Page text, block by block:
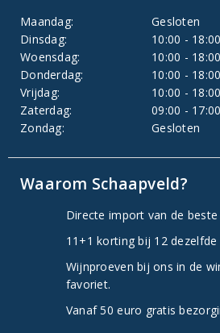
Maandag:
Gesloten
Dinsdag:
10:00 -
Woensdag:
10:00 -
Donderdag:
10:00 -
Vrijdag:
10:00 -
Zaterdag:
09:00 -
Zondag:
Gesloten
Waarom Schaapveld?
Directe import van de beste
11+1 korting bij 12
Wijnproeven bij ons in de
favoriet.
Vanaf 50 euro gratis